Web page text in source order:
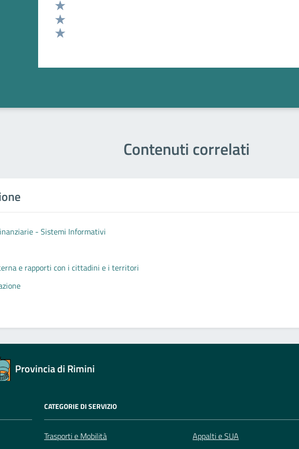
Valuta 4 stelle su 5
Valuta 3 stelle su 5
Valuta 2 stelle su 5
Contenuti correlati
- Sistemi Informativi
e rapporti con i cittadini e i territori
Provincia di Rimini
CATEGORIE DI SERVIZIO
Trasporti e Mobilità
Appalti e SUA